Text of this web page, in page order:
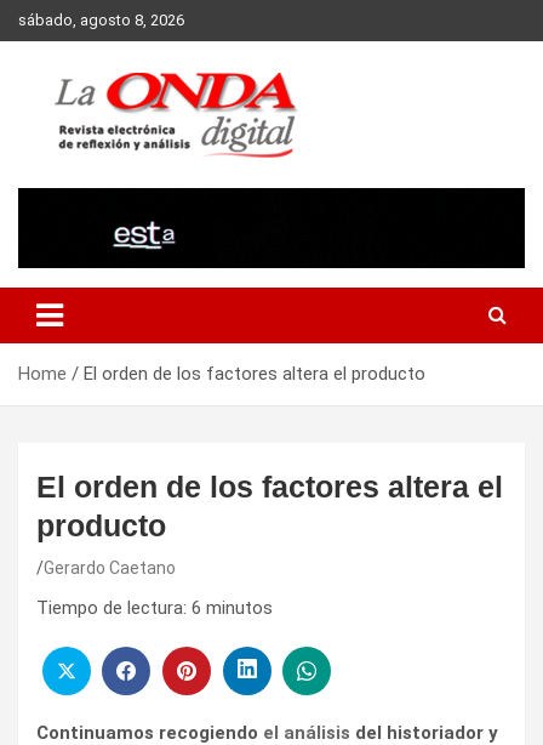
Skip
to
sábado, agosto 8, 2026
Home El orden de los factores altera el producto
El orden de los factores altera el
producto
Gerardo Caetano
Tiempo de lectura: 6 minutos
Continuamos recogiendo el análisis del historiador y